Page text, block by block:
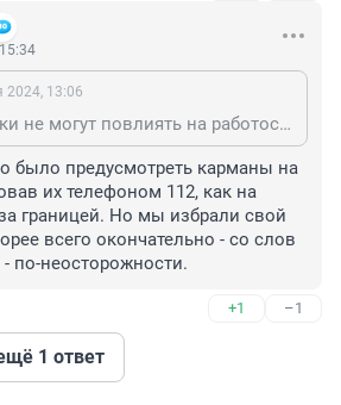
2024, 13:06
Проектировщики не могут повлиять на работоспособность глаз и мозга водителей.
было предусмотреть карманы на
их телефоном 112, как на
границей. Но мы избрали свой
всего окончательно - со слов
по-неосторожности.
+1 –1
1 ответ